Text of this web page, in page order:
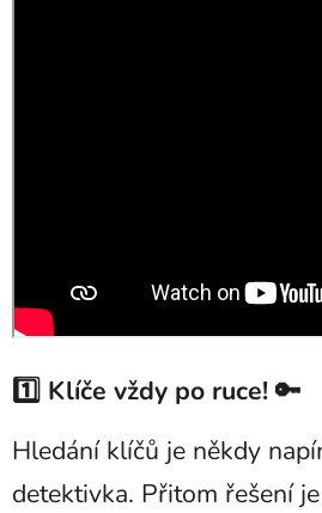
1️⃣ Klíče vždy po ruce! 🔑
Hledání klíčů je někdy
detektivka. Přitom řešení